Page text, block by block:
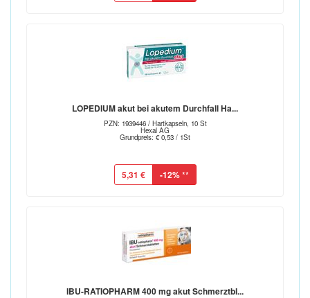
LOPEDIUM akut bei akutem Durchfall Ha...
PZN: 1939446 / Hartkapseln, 10 St
Hexal AG
Grundpreis: € 0,53 / 1St
5,31 € -12%**
IBU-RATIOPHARM 400 mg akut Schmerztbl...